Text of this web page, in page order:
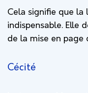
Cela signifie que la
indispensable. Elle
de la mise en
Cécité